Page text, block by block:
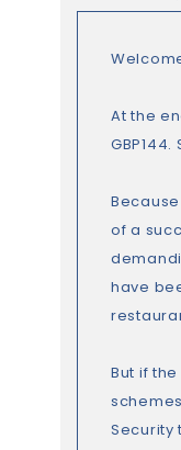
At the
of a
have
But if
Security